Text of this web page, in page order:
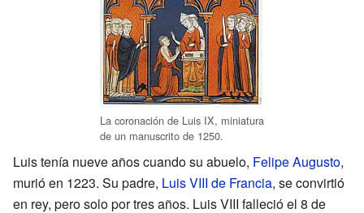
La coronación de Luis IX, miniatura
de un manuscrito de 1250.
Luis tenía nueve años cuando su abuelo, Felipe Augusto,
murió en 1223. Su padre, Luis VIII de Francia, se convirtió
en rey, pero solo por tres años. Luis VIII falleció el 8 de